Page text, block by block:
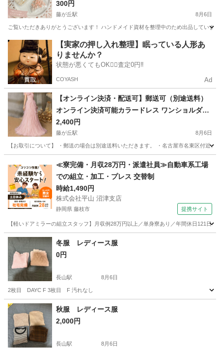
パーツ ハンドメイド リボン ホログラム バラ パー
ル
300円
藤が丘駅 8月6日
ご覧いただきありがとうございます！ ハンドメイド資材を整理中のため出品してい
愛知 名古屋市 藤が丘駅 その他
【実家の押し入れ整理】眠っている人形あ
りませんか？
状態が悪くてもOK🙆‍♀️査定0円‼️
COYASH Ad
【オンライン決済・配送可】郵送可（別途送料）
オンライン決済可能カラードレス ワンショルダー
ロングドレス ピンク チュール カ発表会 演奏会 オ
2,400円
藤が丘駅 8月6日
【お取引について】 ・郵送の場合は別途送料いただきます。 ・名古屋市名東区付近
藤が丘駅 ドレス 演奏会
≪寮完備・月収28万円・派遣社員≫自動車系工場
での組立・加工・プレス 交替制
時給1,490円
株式会社平山 沼津支店
静岡県 藤枝市 提携サイト
【軽いドアミラーの組立スタッフ】月収例28万円以上／単身寮あり／年間休日121
静岡 藤枝市 その他
冬服 レディース服
0円
長山駅 8月6日
2枚目 DAYC F 3枚目 F 汚れなし
愛知 豊川市 長山駅 服/ファッション
秋服 レディース服
2,000円
長山駅 8月6日